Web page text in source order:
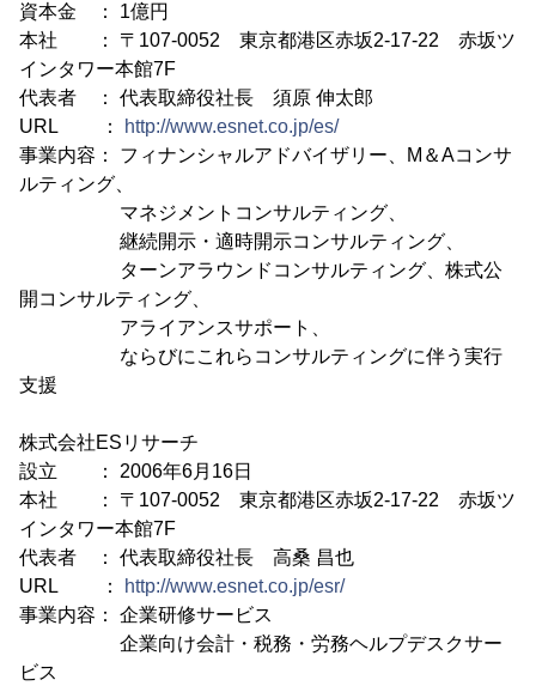
資本金 ： 1億円
本社 ： 〒107-0052 東京都港区赤坂2-17-22 赤坂ツ
インタワー本館7F
代表者 ： 代表取締役社長 須原 伸太郎
URL ：
http://www.esnet.co.jp/es/
事業内容： フィナンシャルアドバイザリー、M＆Aコンサ
ルティング、
マネジメントコンサルティング、
継続開示・適時開示コンサルティング、
ターンアラウンドコンサルティング、株式公
開コンサルティング、
アライアンスサポート、
ならびにこれらコンサルティングに伴う実行
支援
株式会社ESリサーチ
設立 ： 2006年6月16日
本社 ： 〒107-0052 東京都港区赤坂2-17-22 赤坂ツ
インタワー本館7F
代表者 ： 代表取締役社長 高桑 昌也
URL ：
http://www.esnet.co.jp/esr/
事業内容： 企業研修サービス
企業向け会計・税務・労務ヘルプデスクサー
ビス